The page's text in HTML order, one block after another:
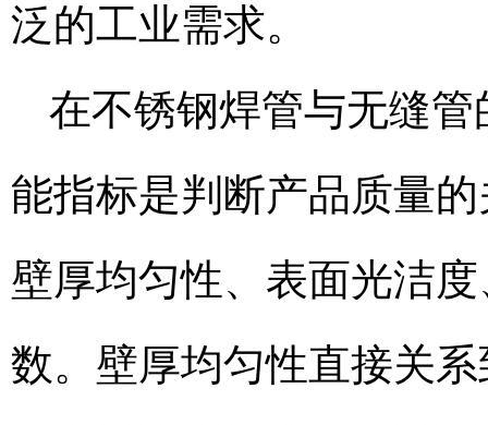
泛的工业需求。
在不锈钢焊管与无缝
能指标是判断产品质量
壁厚均匀性、表面光洁
数。壁厚均匀性直接关